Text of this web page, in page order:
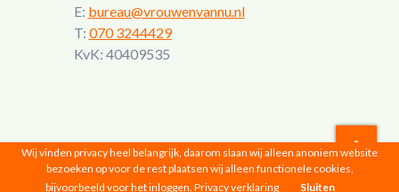
E: bureau@vrouwenvannu.nl
T: 070 3244429
KvK: 40409535
Vrouwen van Nu © 2026 |Privacyverklaring
Wij vinden privacy heel belangrijk, daarom slaan wij alleen anoniem website
bezoeken op voor de rest plaatsen wij alleen functionele cookies,
bijvoorbeeld voor het inloggen. Privacy verklaring Sluiten